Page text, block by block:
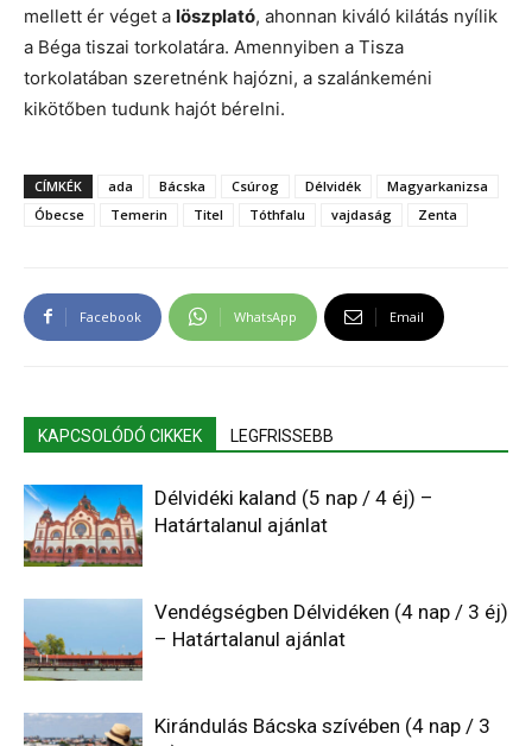
mellett ér véget a löszplató, ahonnan kiváló kilátás nyílik
a Béga tiszai torkolatára. Amennyiben a Tisza
torkolatában szeretnénk hajózni, a szalánkeméni
kikötőben tudunk hajót bérelni.
CÍMKÉK ada Bácska Csúrog Délvidék
Magyarkanizsa
Óbecse
Temerin Titel Tóthfalu vajdaság Zenta
Facebook WhatsApp Email
KAPCSOLÓDÓ CIKKEK LEGFRISSEBB
Délvidéki kaland (5 nap / 4 éj) –
Határtalanul ajánlat
Vendégségben Délvidéken (4 nap / 3 éj)
– Határtalanul ajánlat
Kirándulás Bácska szívében (4 nap / 3